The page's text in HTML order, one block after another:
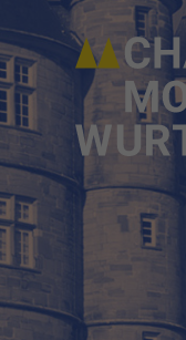
Château
Montbéliard